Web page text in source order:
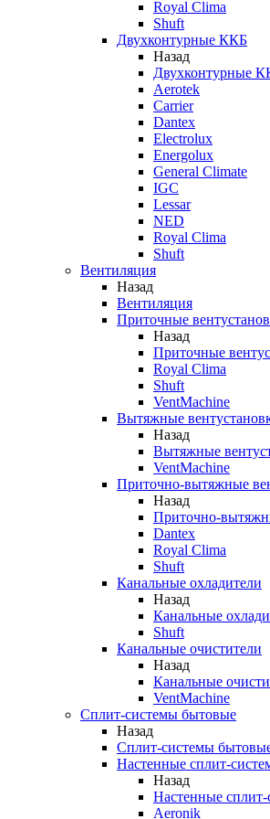
Royal Clima
Shuft
Двухконтурные ККБ
Назад
Двухконтурные
Aerotek
Carrier
Dantex
Electrolux
Energolux
General Climate
IGC
Lessar
NED
Royal Clima
Shuft
Вентиляция
Назад
Вентиляция
Приточные
Назад
Приточные
Royal Clima
Shuft
VentMachine
Вытяжные
Назад
Вытяжные
VentMachine
Приточно-вытяжные
Назад
Приточно-
Dantex
Royal Clima
Shuft
Канальные охладители
Назад
Канальные
Shuft
Канальные очистители
Назад
Канальные
VentMachine
Сплит-системы бытовые
Назад
Сплит-системы
Настенные сплит-
Назад
Настенные
Aeronik